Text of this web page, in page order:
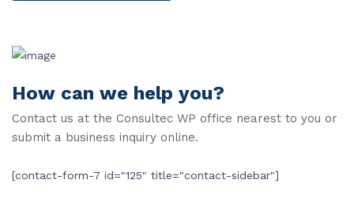
How can we help you?
Contact us at the Consultec WP office nearest to you or
submit a business inquiry online.
[contact-form-7 id="125" title="contact-sidebar"]